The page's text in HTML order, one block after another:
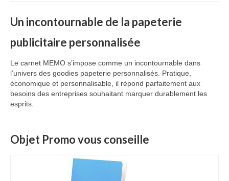
Un incontournable de la papeterie
publicitaire personnalisée
Le carnet MEMO s’impose comme un incontournable dans
l’univers des goodies papeterie personnalisés. Pratique,
économique et personnalisable, il répond parfaitement aux
besoins des entreprises souhaitant marquer durablement les
esprits.
Objet Promo vous conseille